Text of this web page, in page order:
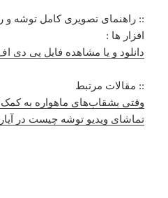
:: راهنمای تصویری کامل توشه و
افزار ها :
دانلود و یا مشاهده فایل پی دی اف
:: مقالات مرتبط
وقتی بشقاب‌های ماهواره به کمک
تماشای ویدیو توشه چیست در